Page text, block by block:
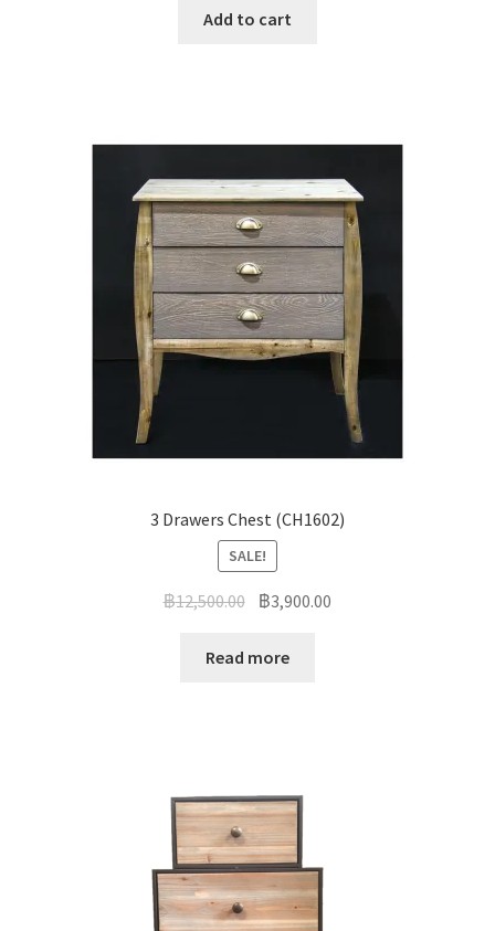
Add to cart
3 Drawers Chest (CH1602)
SALE!
฿12,500.00 ฿3,900.00
Read more